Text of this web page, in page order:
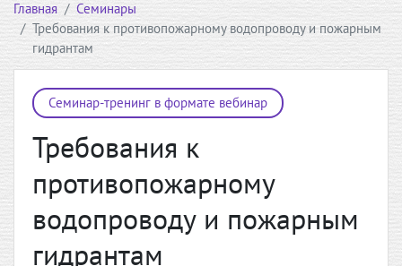
Главная
Семинары
Требования к противопожарному водопроводу и пожарным
гидрантам
Семинар-тренинг в формате вебинар
Требования к
противопожарному
водопроводу и пожарным
гидрантам